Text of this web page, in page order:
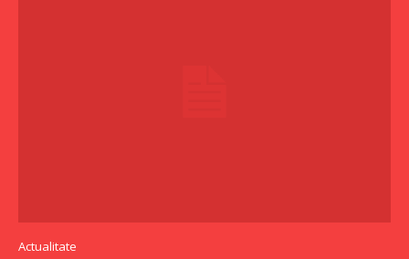
Actualitate